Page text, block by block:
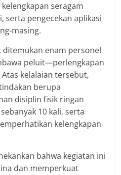
seragam
serta pengecekan aplikasi
masing.
ditemukan enam personel
peluit—perlengkapan
kelalaian tersebut,
berupa
disiplin fisik ringan
10 kali, serta
kelengkapan
bahwa kegiatan ini
dan memperkuat